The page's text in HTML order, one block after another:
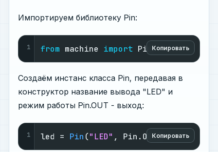
Импортируем библиотеку Pin:
Копировать
1 from machine import Pin
Создаём инстанс класса Pin, передавая в
конструктор название вывода "LED" и
режим работы Pin.OUT - выход:
Копировать
1 led = Pin ("LED" , Pin.OUT)